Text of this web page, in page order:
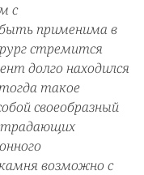
с
применима в
стремится
долго находился
такое
своеобразный
возможно с